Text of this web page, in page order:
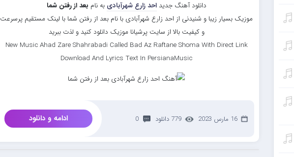
دانلود آهنگ جدیداحد زارع شهرآبادی به نام بعد از رفتن شما
موزیک بسیار زیبا و شنیدنی از احد زارع شهرآبادی با نام بعد از رفتن شما با لینک مستقیم پرسرعت
و کیفیت بالا از سایت پرشیانا موزیک دانلود کنید و لذت ببرید
New Music Ahad Zare Shahrabadi Called Bad Az Raftane Shoma With Direct Link
Download And Lyrics Text In PersianaMusic
16 مارس 2023 779 دانلود 0 ادامه و دانلود